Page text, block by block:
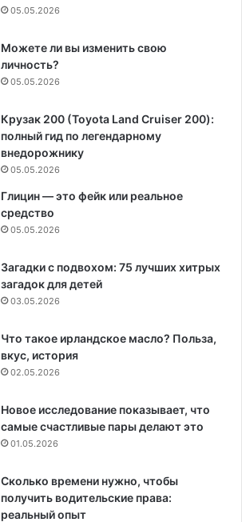
05.05.2026
Можете ли вы изменить свою
личность?
05.05.2026
Крузак 200 (Toyota Land Cruiser 200):
полный гид по легендарному
внедорожнику
05.05.2026
Глицин — это фейк или реальное
средство
05.05.2026
Загадки с подвохом: 75 лучших хитрых
загадок для детей
03.05.2026
Что такое ирландское масло? Польза,
вкус, история
02.05.2026
Новое исследование показывает, что
самые счастливые пары делают это
01.05.2026
Сколько времени нужно, чтобы
получить водительские права:
реальный опыт